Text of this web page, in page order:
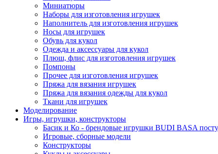
Миниатюры
Наборы для изготовления игрушек
Наполнитель для изготовления игрушек
Носы для игрушек
Обувь для кукол
Одежда и аксессуары для кукол
Плюш, флис для изготовления игрушек
Помпоны
Прочее для изготовления игрушек
Пряжа для вязания игрушек
Пряжа для вязания одежды для кукол
Ткани для игрушек
Моделирование
Игры, игрушки, конструкторы
Басик и Ко - брендовые игрушки BUDI BASA
Игровые, сборные модели
Конструкторы